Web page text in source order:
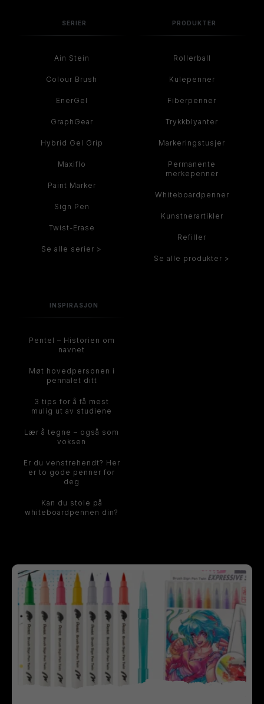
SERIER
Ain Stein
Colour Brush
EnerGel
GraphGear
Hybrid Gel Grip
Maxiflo
Paint Marker
Sign Pen
Twist-Erase
Se alle serier >
PRODUKTER
Rollerball
Kulepenner
Fiberpenner
Trykkblyanter
Markeringstusjer
Permanente
merkepenner
Whiteboardpenner
Kunstnerartikler
Refiller
Se alle produkter >
INSPIRASJON
Pentel – Historien om
navnet
Møt hovedpersonen i
pennalet ditt
3 tips for å få mest
mulig ut av studiene
Lær å tegne – også som
voksen
Er du venstrehendt? Her
er to gode penner for
deg
Kan du stole på
whiteboardpennen din?